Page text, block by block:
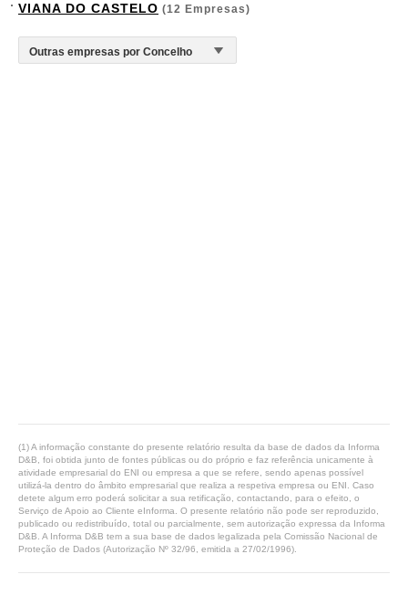
VIANA DO CASTELO (12 Empresas)
(1) A informação constante do presente relatório resulta da base de dados da Informa
D&B, foi obtida junto de fontes públicas ou do próprio e faz referência unicamente à
atividade empresarial do ENI ou empresa a que se refere, sendo apenas possível
utilizá-la dentro do âmbito empresarial que realiza a respetiva empresa ou ENI. Caso
detete algum erro poderá solicitar a sua retificação, contactando, para o efeito, o
Serviço de Apoio ao Cliente eInforma. O presente relatório não pode ser reproduzido,
publicado ou redistribuído, total ou parcialmente, sem autorização expressa da Informa
D&B. A Informa D&B tem a sua base de dados legalizada pela Comissão Nacional de
Proteção de Dados (Autorização Nº 32/96, emitida a 27/02/1996).